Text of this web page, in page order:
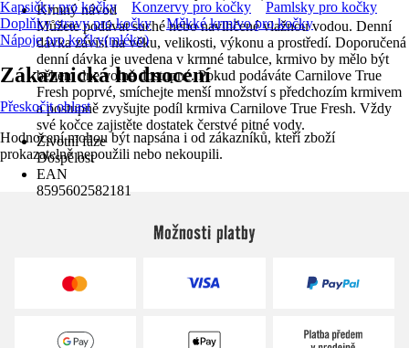
Krmný návod
Můžete podávat suché nebo navlhčené vlažnou vodou. Denní
dávka závisí na věku, velikosti, výkonu a prostředí. Doporučená
denní dávka je uvedena v krmné tabulce, krmivo by mělo být
během dne volně dostupné. Pokud podáváte Carnilove True
Fresh poprvé, smíchejte menší množství s předchozím krmivem
a postupně zvyšujte podíl krmiva Carnilove True Fresh. Vždy
své kočce zajistěte dostatek čerstvé pitné vody.
Životní fáze
Dospělost
EAN
8595602582181
Kapsičky pro kočky
Konzervy pro kočky
Pamlsky pro kočky
Doplňky stravy pro kočky
Měkké krmivo pro kočky
Nápoje pro kočky(mléko)
Zákaznická hodnocení
Přeskočit oblast
Hodnocení mohou být napsána i od zákazníků, kteří zboží
prokazatelně nepoužili nebo nekoupili.
Možnosti platby